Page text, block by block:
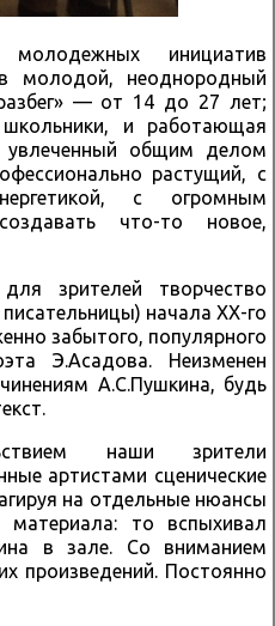
инициатив
молодой, неоднородный
— от 14 до 27 лет;
и работающая
общим делом
растущий, с
с огромным
что-то новое,
зрителей творчество
писательницы) начала ХХ-го
забытого, популярного
Э.Асадова. Неизменен
А.С.Пушкина, будь
наши зрители
артистами сценические
на отдельные нюансы
материала: то вспыхивал
в зале. Со вниманием
произведений. Постоянно